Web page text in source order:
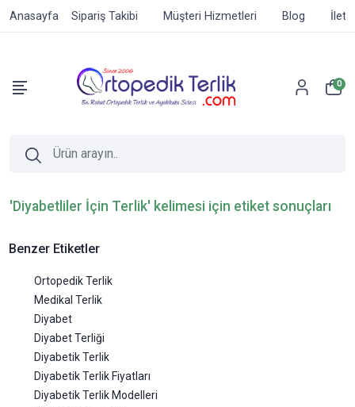
Anasayfa Sipariş Takibi Müşteri Hizmetleri Blog
0
'Diyabetliler İçin Terlik' kelimesi için etiket sonuçları
Benzer Etiketler
Ortopedik Terlik
Medikal Terlik
Diyabet
Diyabet Terliği
Diyabetik Terlik
Diyabetik Terlik Fiyatları
Diyabetik Terlik Modelleri